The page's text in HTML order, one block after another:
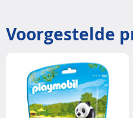
Voorgestelde